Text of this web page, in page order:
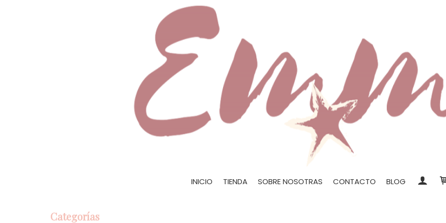
INICIO TIENDA SOBRE NOSOTRAS CONTACTO BLOG
Categorías